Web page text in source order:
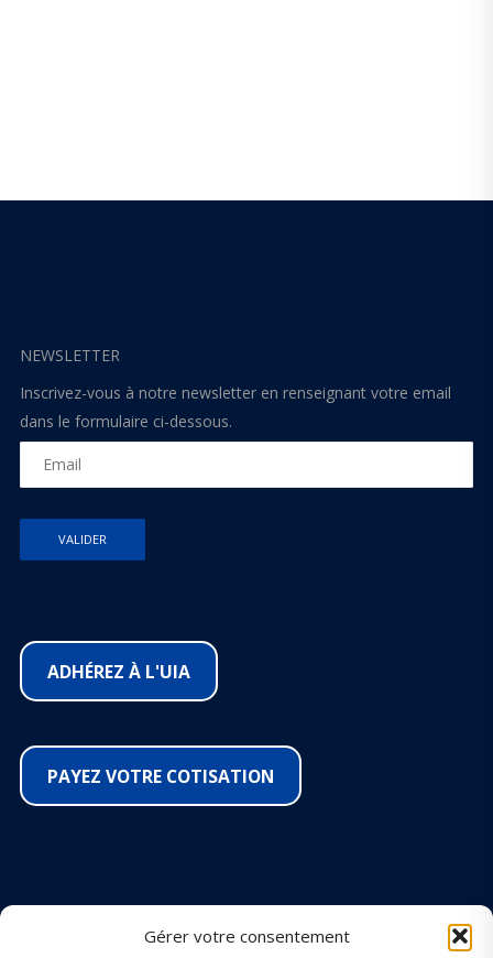
Gérer votre consentement
NEWSLETTER
Inscrivez-vous à notre newsletter en renseignant votre email
dans le formulaire ci-dessous.
ADHÉREZ À L'UIA
PAYEZ VOTRE COTISATION